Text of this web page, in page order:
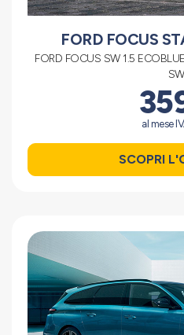
FORD FOCUS
FORD FOCUS SW 1.5
SW
al mese
SCOPRI